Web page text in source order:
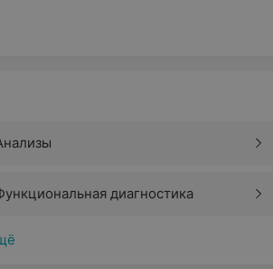
диагностика